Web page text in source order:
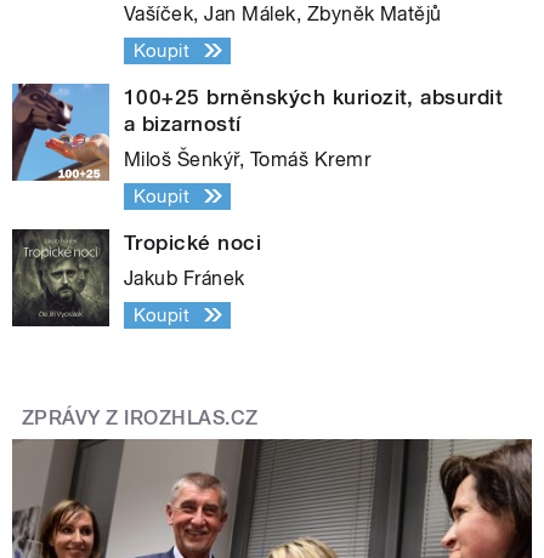
Vašíček, Jan Málek, Zbyněk Matějů
Koupit
100+25 brněnských kuriozit, absurdit
a bizarností
Miloš Šenkýř, Tomáš Kremr
Koupit
Tropické noci
Jakub Fránek
Koupit
ZPRÁVY Z IROZHLAS.CZ